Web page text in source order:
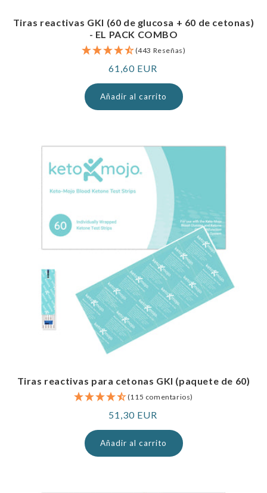
Tiras reactivas GKI (60 de glucosa + 60 de cetonas)
- EL PACK COMBO
(443 Reseñas)
Precio
normal
61,60 EUR
Añadir al carrito
Tiras reactivas para cetonas GKI (paquete de 60)
(115 comentarios)
Precio
normal
51,30 EUR
Añadir al carrito